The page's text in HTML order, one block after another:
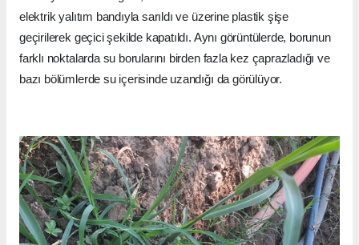
elektrik yalıtım bandıyla sarıldı ve üzerine plastik şişe
geçirilerek geçici şekilde kapatıldı. Aynı görüntülerde, borunun
farklı noktalarda su borularını birden fazla kez çaprazladığı ve
bazı bölümlerde su içerisinde uzandığı da görülüyor.